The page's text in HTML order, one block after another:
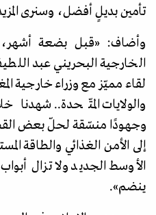
تأمين بديلٍ أفضل، وسنرى
وأضاف:«قبل بضعة
الخارجية البحريني عبد
لقاء مميّز مع وزراء خارجية
والولايات المتّحدة..
وجهودًا منسّقة لحلّ بعض
إلى الأمن الغذائي والطاقة
الأوسط الجديد ولا تزال
ينضم»
.